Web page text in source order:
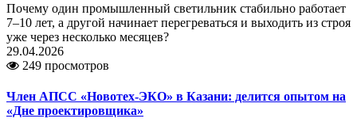
Почему один промышленный светильник стабильно работает
7–10 лет, а другой начинает перегреваться и выходить из строя
уже через несколько месяцев?
29.04.2026
249 просмотров
Член АПСС «Новотех-ЭКО» в Казани: делится опытом на
«Дне проектировщика»